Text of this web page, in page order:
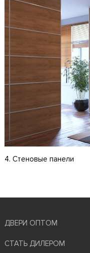
4. Стеновые панели
ДВЕРИ ОПТОМ
СТАТЬ ДИЛЕРОМ